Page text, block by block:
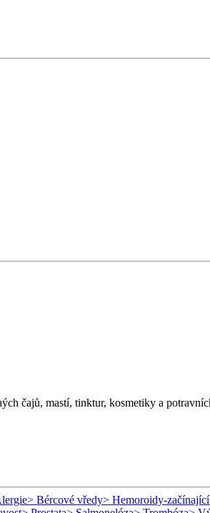
čajů, mastí, tinktur, kosmetiky a
> Bércové vředy> Hemoroidy-začínající